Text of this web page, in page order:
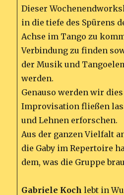
Dieser
in die tiefe des Spürens
Achse im Tango zu
Verbindung zu finden
der Musik und
werden.
Genauso werden wir
Improvisation fließen
und Lehnen erforschen.
Aus der ganzen Vielfalt
die Gaby im Repertoire
dem, was die Gruppe
Gabriele Koch lebt in